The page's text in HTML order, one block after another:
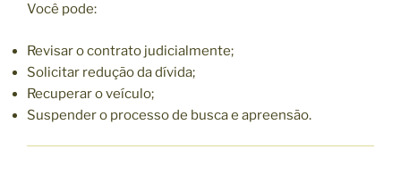
Você pode:
Revisar o contrato judicialmente;
Solicitar redução da dívida;
Recuperar o veículo;
Suspender o processo de busca e apreensão.